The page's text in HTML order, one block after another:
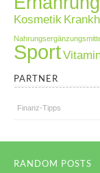
Kosmetik
Sport
PARTNER
Finanz-Tipps
RANDOM POSTS